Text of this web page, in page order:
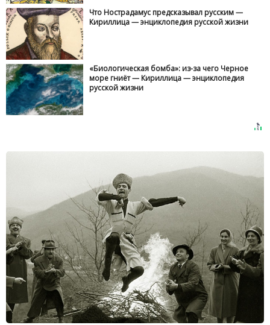
Что Нострадамус предсказывал русским —
Кириллица — энциклопедия русской жизни
«Биологическая бомба»: из-за чего Черное
море гниёт — Кириллица — энциклопедия
русской жизни